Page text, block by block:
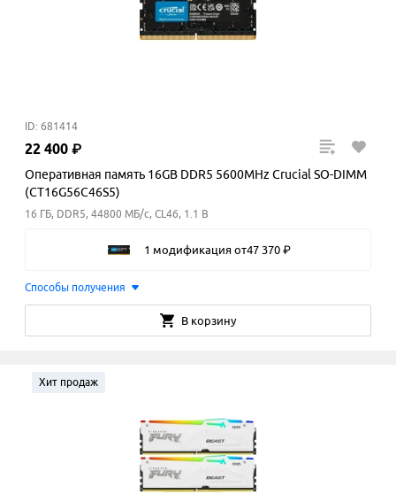
ID: 681414
22 400 ₽
Оперативная память 16GB DDR5 5600MHz Crucial SO-DIMM
(CT16G56C46S5)
16 ГБ, DDR5, 44800 МБ/с, CL46, 1.1 В
1 модификация от47 370 ₽
Способы получения
В корзину
Хит продаж